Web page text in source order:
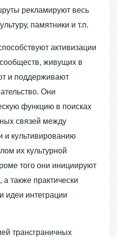
рекламируют весь
памятники и т.п.
активизации
живущих в
и поддерживают
Они
функцию в поисках
связей между
и культивированию
их культурной
того они инициируют
также практически
идеи интеграции
трансграничных